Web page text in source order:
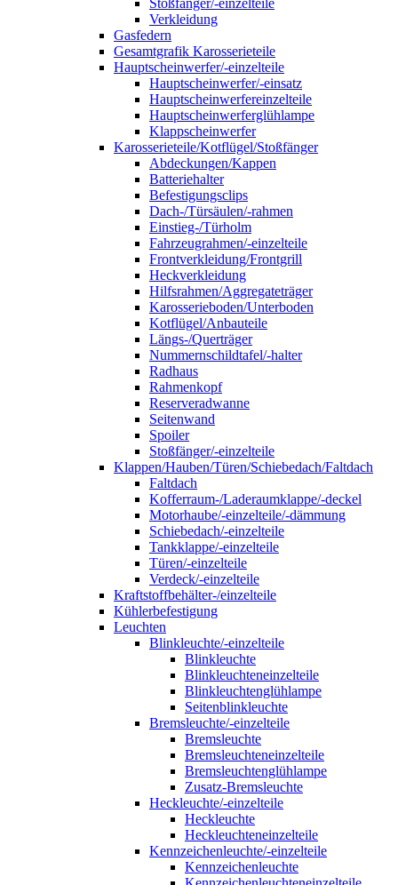
Stoßfänger/-einzelteile
Verkleidung
Gasfedern
Gesamtgrafik Karosserieteile
Hauptscheinwerfer/-einzelteile
Hauptscheinwerfer/-einsatz
Hauptscheinwerfereinzelteile
Hauptscheinwerferglühlampe
Klappscheinwerfer
Karosserieteile/Kotflügel/Stoßfänger
Abdeckungen/Kappen
Batteriehalter
Befestigungsclips
Dach-/Türsäulen/-rahmen
Einstieg-/Türholm
Fahrzeugrahmen/-einzelteile
Frontverkleidung/Frontgrill
Heckverkleidung
Hilfsrahmen/Aggregateträger
Karosserieboden/Unterboden
Kotflügel/Anbauteile
Längs-/Querträger
Nummernschildtafel/-halter
Radhaus
Rahmenkopf
Reserveradwanne
Seitenwand
Spoiler
Stoßfänger/-einzelteile
Klappen/Hauben/Türen/Schiebedach/Faltdach
Faltdach
Kofferraum-/Laderaumklappe/-deckel
Motorhaube/-einzelteile/-dämmung
Schiebedach/-einzelteile
Tankklappe/-einzelteile
Türen/-einzelteile
Verdeck/-einzelteile
Kraftstoffbehälter-/einzelteile
Kühlerbefestigung
Leuchten
Blinkleuchte/-einzelteile
Blinkleuchte
Blinkleuchteneinzelteile
Blinkleuchtenglühlampe
Seitenblinkleuchte
Bremsleuchte/-einzelteile
Bremsleuchte
Bremsleuchteneinzelteile
Bremsleuchtenglühlampe
Zusatz-Bremsleuchte
Heckleuchte/-einzelteile
Heckleuchte
Heckleuchteneinzelteile
Kennzeichenleuchte/-einzelteile
Kennzeichenleuchte